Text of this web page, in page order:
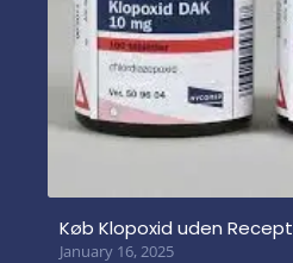
Køb Klopoxid uden Recept
January 16, 2025